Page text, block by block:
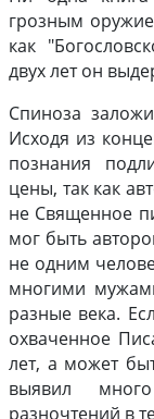
грозным
как
двух лет он
Спиноза
Исходя из
познания
цены, так как
не Священное
мог быть
не одним
многими
разные века.
охваченное
лет, а может
выявил
разночтений в